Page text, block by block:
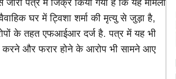
पत्र में जिक्र किया गया है कि यह मामला
घर में ट्विशा शर्मा की मृत्यु से जुड़ा है,
के तहत एफआईआर दर्ज है. पत्र में यह भी
करने और फरार होने के आरोप भी सामने आए